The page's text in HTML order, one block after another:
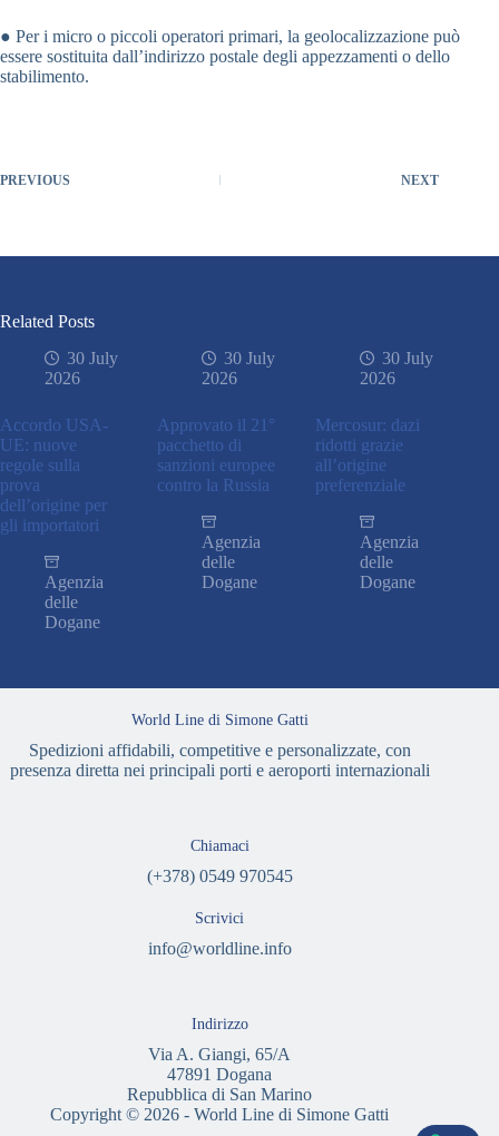
● Per i micro o piccoli operatori primari, la geolocalizzazione può
essere sostituita dall’indirizzo postale degli appezzamenti o dello
stabilimento.
PREVIOUS NEXT
Related Posts
30 July
2026
Accordo USA-
UE: nuove
regole sulla
prova
dell’origine per
gli importatori
Agenzia
delle
Dogane
30 July
2026
Approvato il 21°
pacchetto di
sanzioni europee
contro la Russia
Agenzia
delle
Dogane
30 July
2026
Mercosur: dazi
ridotti grazie
all’origine
preferenziale
Agenzia
delle
Dogane
World Line di Simone Gatti
Spedizioni affidabili, competitive e personalizzate, con
presenza diretta nei principali porti e aeroporti internazionali
Chiamaci
(+378) 0549 970545
Scrivici
info@worldline.info
Indirizzo
Via A. Giangi, 65/A
47891 Dogana
Repubblica di San Marino
Copyright © 2026 - World Line di Simone Gatti